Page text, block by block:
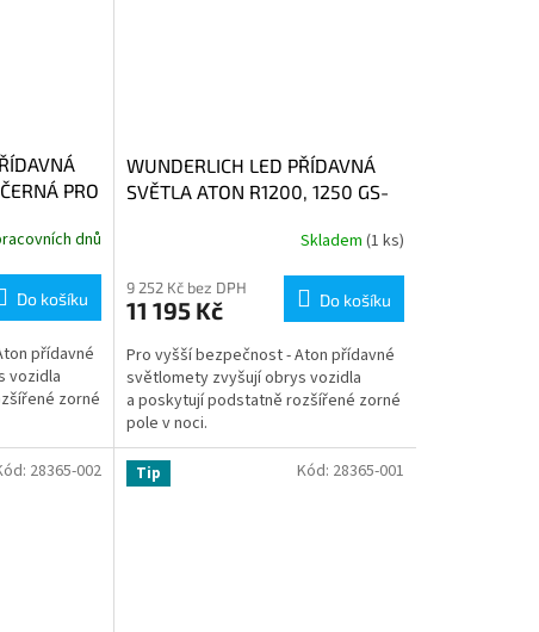
PRO
dnů
Do košíku
přídavné
vozidla
zorné
WUNDERLICH LED PŘÍDAVNÁ
SVĚTLA ATON R1200, 1250 GS-
Skladem (1 ks)
9 252 Kč bez DPH
11 195 Kč Do košíku
Pro vyšší bezpečnost - Aton přídavné
světlomety zvyšují obrys vozidla
a poskytují podstatně rozšířené zorné
pole v noci.
28365-002 Tip Kód: 28365-001